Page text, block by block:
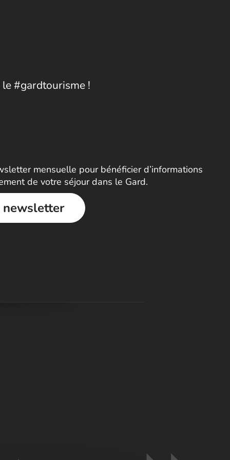
#gardtourisme !
mensuelle pour bénéficier d’informations
de votre séjour dans le Gard.
newsletter